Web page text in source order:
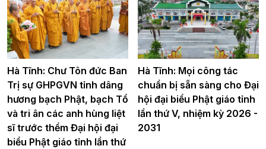
Hà Tĩnh: Chư Tôn đức Ban
Trị sự GHPGVN tỉnh dâng
hương bạch Phật, bạch Tổ
và tri ân các anh hùng liệt
sĩ trước thềm Đại hội đại
biểu Phật giáo tỉnh lần thứ
Hà Tĩnh: Mọi công tác
chuẩn bị sẵn sàng cho Đại
hội đại biểu Phật giáo tỉnh
lần thứ V, nhiệm kỳ 2026 -
2031